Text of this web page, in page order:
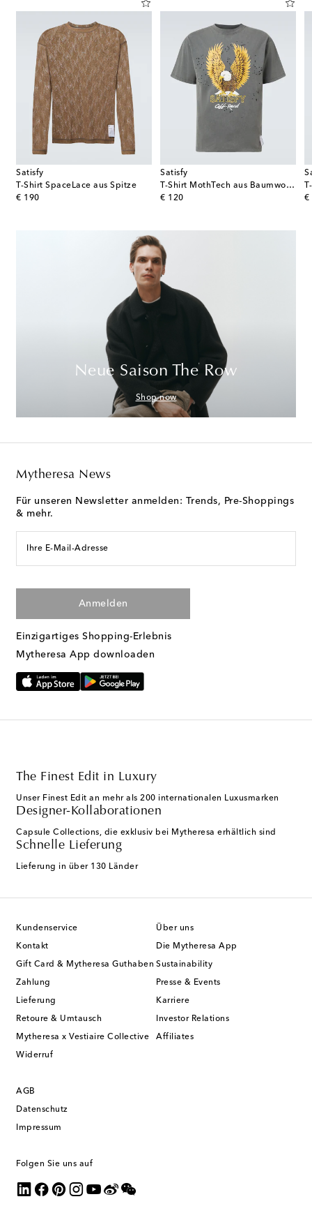
Satisfy
T-Shirt SpaceLace aus Spitze
€ 190
original price
Satisfy
T-Shirt MothTech aus Baumwoll-Jersey
€ 120
original price €
Neue Saison The Row
Shop now
Mytheresa News
Für unseren Newsletter anmelden: Trends, Pre-Shoppings
& mehr.
Ihre E-Mail-Adresse
Anmelden
Einzigartiges Shopping-Erlebnis
Mytheresa App downloaden
The Finest Edit in Luxury
Unser Finest Edit an mehr als 200 internationalen Luxusmarken
Designer-Kollaborationen
Capsule Collections, die exklusiv bei Mytheresa erhältlich sind
Schnelle Lieferung
Lieferung in über 130 Länder
Kundenservice
Kontakt
Gift Card & Mytheresa Guthaben
Zahlung
Lieferung
Retoure & Umtausch
Mytheresa x Vestiaire Collective
Widerruf
Über uns
Die Mytheresa App
Sustainability
Presse & Events
Karriere
Investor Relations
Affiliates
AGB
Datenschutz
Impressum
Folgen Sie uns auf